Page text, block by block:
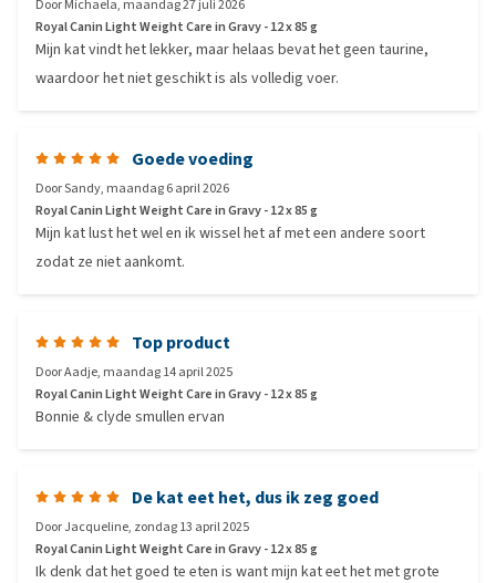
DoorMichaela, maandag 27 juli 2026
Royal Canin Light Weight Care in Gravy - 12 x 85 g
Mijn kat vindt het lekker, maar helaas bevat het geen taurine,
waardoor het niet geschikt is als volledig voer.
Goede voeding
DoorSandy, maandag 6 april 2026
Royal Canin Light Weight Care in Gravy - 12 x 85 g
Mijn kat lust het wel en ik wissel het af met een andere soort
zodat ze niet aankomt.
Top product
DoorAadje, maandag 14 april 2025
Royal Canin Light Weight Care in Gravy - 12 x 85 g
Bonnie & clyde smullen ervan
De kat eet het, dus ik zeg goed
DoorJacqueline, zondag 13 april 2025
Royal Canin Light Weight Care in Gravy - 12 x 85 g
Ik denk dat het goed te eten is want mijn kat eet het met grote